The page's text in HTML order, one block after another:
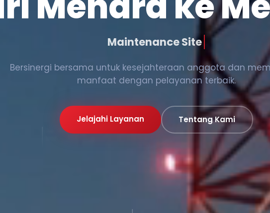
Maintenance Site &
Bersinergi bersama untuk kesejahteraan anggota dan
manfaat dengan pelayanan terbaik.
Jelajahi Layanan Tentang Kami